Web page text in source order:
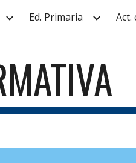
Skip to
Ed. Primaria Act.